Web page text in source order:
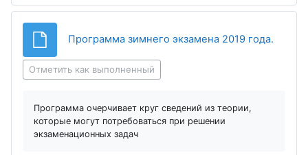
Программа зимнего экзамена 2019 года.
Отметить как выполненный
Программа очерчивает круг сведений из теории,
которые могут потребоваться при решении
экзаменационных задач